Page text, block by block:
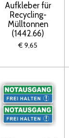
Aufkleber für
Recycling-
Mülltonnen
(1442.66)
€ 9,65